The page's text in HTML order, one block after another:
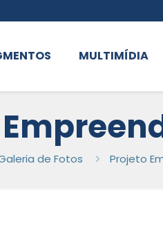
MULTIMÍDIA
de Fotos Projeto